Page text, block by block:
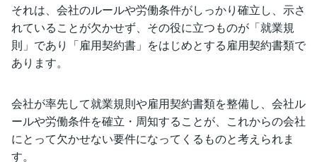
それは、会社のルールや労働条件がしっかり確立し、示さ
れていることが欠かせず、その役に立つものが「就業規
則」であり「雇用契約書」をはじめとする雇用契約書類で
あります。
会社が率先して就業規則や雇用契約書類を整備し、会社ル
ールや労働条件を確立・周知することが、これからの会社
にとって欠かせない要件になってくるものと考えられま
す。